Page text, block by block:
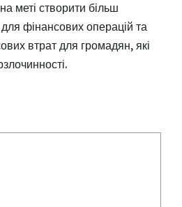
меті створити більш
фінансових операцій та
втрат для громадян, які